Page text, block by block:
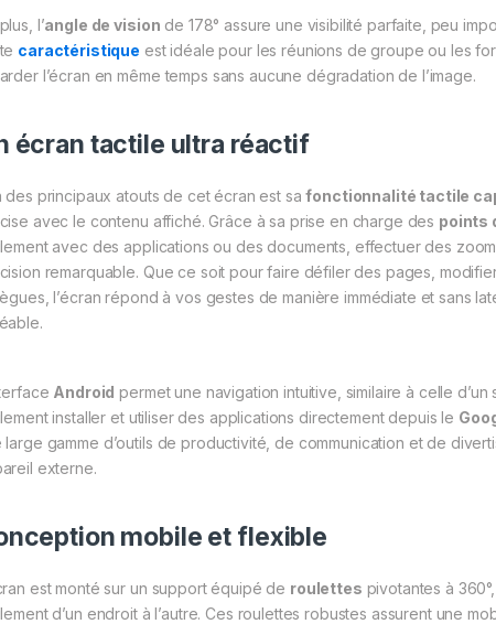
l’angle de vision de 178° assure une visibilité parfaite, peu
caractéristique est idéale pour les réunions de groupe ou les
l’écran en même temps sans aucune dégradation de l’image.
écran tactile ultra réactif
des principaux atouts de cet écran est safonctionnalité tactile
avec le contenu affiché. Grâce à sa prise en charge des points
avec des applications ou des documents, effectuer des
remarquable. Que ce soit pour faire défiler des pages,
l’écran répond à vos gestes de manière immédiate et sans
Android permet une navigation intuitive, similaire à celle
installer et utiliser des applications directement depuis le
large gamme d’outils de productivité, de communication et de
externe.
mobile et flexible
est monté sur un support équipé de roulettes pivotantes à
d’un endroit à l’autre. Ces roulettes robustes assurent une